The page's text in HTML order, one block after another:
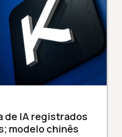
de IA registrados
modelo chinês